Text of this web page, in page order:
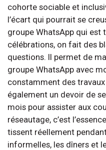
cohorte sociable et
l’écart qui pourrait se
groupe WhatsApp qui est
célébrations, on fait des
questions. Il permet de
groupe WhatsApp avec
constamment des
également un devoir de
mois pour assister aux
réseautage, c’est
tissent réellement
informelles, les dîners et